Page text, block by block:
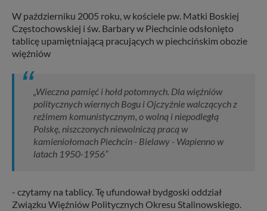
W październiku 2005 roku, w kościele pw. Matki Boskiej
Częstochowskiej i św. Barbary w Piechcinie odsłonięto
tablicę upamiętniającą pracujących w piechcińskim obozie
więźniów
„Wieczna pamięć i hołd potomnych. Dla więźniów
politycznych wiernych Bogu i Ojczyźnie walczących z
reżimem komunistycznym, o wolną i niepodległą
Polskę, niszczonych niewolniczą pracą w
kamieniołomach Piechcin - Bielawy - Wapienno w
latach 1950-1956”
- czytamy na tablicy. Tę ufundował bydgoski oddział
Związku Więźniów Politycznych Okresu Stalinowskiego.